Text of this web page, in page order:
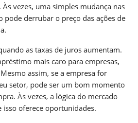
vezes, uma simples mudança nas
pode derrubar o preço das ações de
as taxas de juros aumentam.
mais caro para empresas,
assim, se a empresa for
setor, pode ser um bom momento
Às vezes, a lógica do mercado
isso oferece oportunidades.